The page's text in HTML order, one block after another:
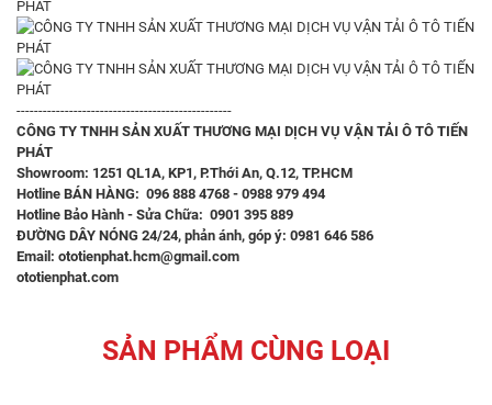
-------------------------------------------------
CÔNG TY TNHH SẢN XUẤT THƯƠNG MẠI DỊCH VỤ VẬN TẢI Ô TÔ TIẾN
PHÁT
Showroom: 1251 QL1A, KP1, P.Thới An, Q.12, TP.HCM
Hotline BÁN HÀNG: 096 888 4768 - 0988 979 494
Hotline Bảo Hành - Sửa Chữa: 0901 395 889
ĐƯỜNG DÂY NÓNG 24/24, phản ánh, góp ý: 0981 646 586
Email: ototienphat.hcm@gmail.com
ototienphat.com
SẢN PHẨM CÙNG LOẠI